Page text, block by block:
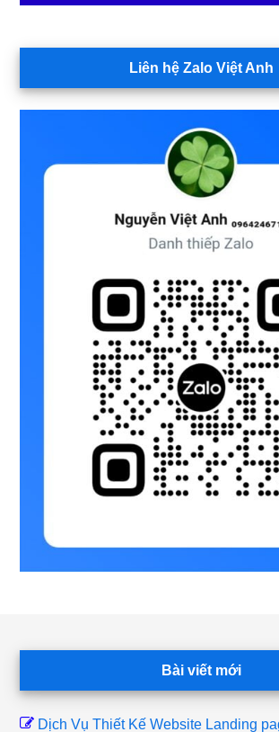
Liên hệ Zalo Việt Anh
Bài viết mới
Dịch Vụ Thiết Kế Website Landing